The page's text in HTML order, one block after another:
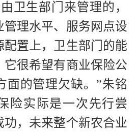
卫生部门来管理的，
管理水平、服务网点设
配置上，卫生部门的能
它很希望有商业保险公
面的管理欠缺。”朱铭
险实际是一次先行尝
功，未来整个新农合业